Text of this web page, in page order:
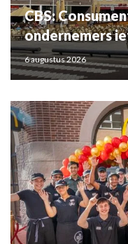
CBS:
ondernemers
6 augustus 2026